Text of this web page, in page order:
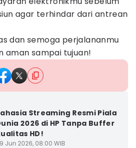
agar terhindar dari antrean
dan semoga perjalananmu
aman sampai tujuan!
Streaming Resmi Piala
2026 di HP Tanpa Buffer
HD!
Jun 2026, 08:00 WIB